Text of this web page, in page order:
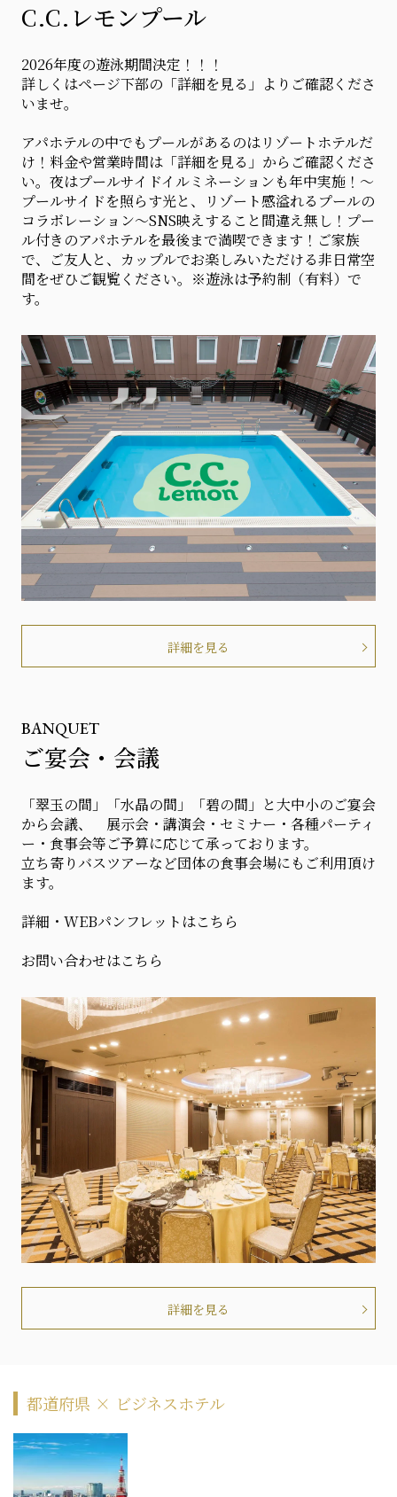
C.C.レモンプール
2026年度の遊泳期間決定！！！
詳しくはページ下部の「詳細を見る」よりご確認くださ
いませ。
アパホテルの中でもプールがあるのはリゾートホテルだ
け！料金や営業時間は「詳細を見る」からご確認くださ
い。夜はプールサイドイルミネーションも年中実施！～
プールサイドを照らす光と、リゾート感溢れるプールの
コラボレーション～SNS映えすること間違え無し！プー
ル付きのアパホテルを最後まで満喫できます！ご家族
で、ご友人と、カップルでお楽しみいただける非日常空
間をぜひご観覧ください。※遊泳は予約制（有料）で
す。
詳細を見る
BANQUET
ご宴会・会議
「翠玉の間」「水晶の間」「碧の間」と大中小のご宴会
から会議、 展示会・講演会・セミナー・各種パーティ
ー・食事会等ご予算に応じて承っております。
立ち寄りバスツアーなど団体の食事会場にもご利用頂け
ます。
詳細・WEBパンフレットはこちら
お問い合わせはこちら
詳細を見る
都道府県 × ビジネスホテル